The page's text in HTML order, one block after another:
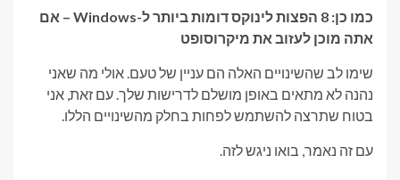
כמו כן: 8 הפצות לינוקס דומות ביותר ל-Windows – אם
אתה מוכן לעזוב את מיקרוסופט
שימו לב שהשינויים האלה הם עניין של טעם. אולי מה שאני
נהנה לא מתאים באופן מושלם לדרישות שלך. עם זאת, אני
בטוח שתרצה להשתמש לפחות בחלק מהשינויים הללו.
עם זה נאמר, בואו ניגש לזה.